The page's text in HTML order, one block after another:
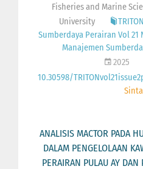
Fisheries and Marine
University
Sumberdaya Perairan Vol 21
Manajemen
2025
10.30598/
ANALISIS MACTOR PADA
DALAM PENGELOLAAN
PERAIRAN PULAU AY